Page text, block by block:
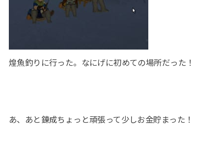
煌魚釣りに行った。なにげに初めての場所だった！
あ、あと錬成ちょっと頑張って少しお金貯まった！